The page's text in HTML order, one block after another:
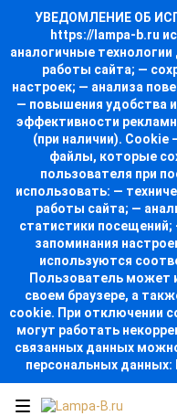
УВЕДОМЛЕНИЕ ОБ
https://lampa-b.ru
аналогичные
работы сайта; —
настроек; — анализа
— повышения удобства
эффективности
(при наличии).
файлы, которые
пользователя при
использовать: —
работы сайта; —
статистики
запоминания
используются
Пользователь может
своем браузере, а
cookie. При отключении
могут работать
связанных данных
персональных